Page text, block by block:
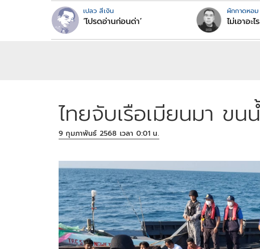
เปลว สีเงิน
‘โปรดอ่านก่อนด่า’
ผักกาดหอม
ไม่เอาอะ
ไทยจับเรือเมียนมา ขน
9 กุมภาพันธ์ 2568 เวลา 0:01 น.